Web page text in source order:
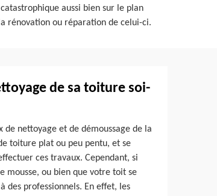
aussi bien sur le plan
rénovation ou réparation de celui-ci.
de sa toiture soi-
de nettoyage et de démoussage de la
toiture plat ou peu pentu, et se
ces travaux. Cependant, si
mousse, ou bien que votre toit se
des professionnels. En effet, les